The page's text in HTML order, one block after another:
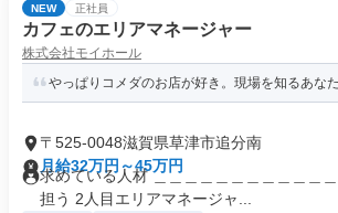
NEW 正社員
カフェのエリアマネージャー
株式会社モイホール
やっぱりコメダのお店が好き。現場を知るあな
〒525-0048滋賀県草津市追分南
月給32万円～45万円
求めている人材 ＿＿＿＿＿＿＿＿＿＿＿
担う 2人目エリアマネージャ...